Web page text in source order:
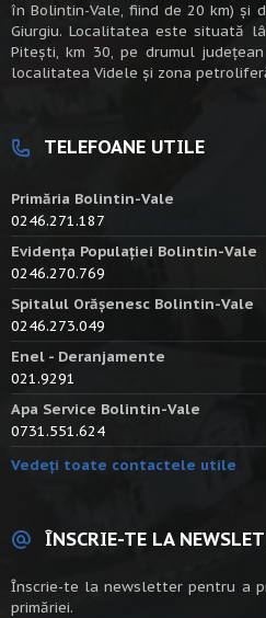
în Bolintin-Vale, fiind de 20 km) şi
Giurgiu. Localitatea este situată
Piteşti, km 30, pe drumul
localitatea Videle şi zona
TELEFOANE UTILE
Primăria Bolintin-Vale
0246.271.187
Evidența Populației Bolintin-Vale
0246.270.769
Spitalul Orășenesc Bolintin-Vale
0246.273.049
Enel - Deranjamente
021.9291
Apa Service Bolintin-Vale
0731.551.624
Vedeți toate contactele utile
ÎNSCRIE-TE LA
Înscrie-te la newsletter pentru a
primăriei.